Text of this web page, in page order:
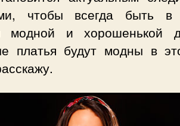
чтобы всегда быть
модной и хорошенькой
платья будут модны в